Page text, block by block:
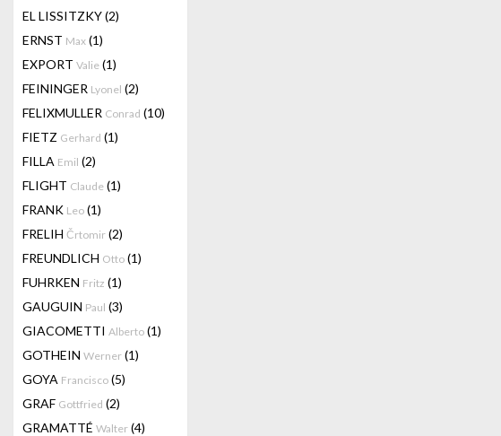
EL LISSITZKY(2)
ERNST Max (1)
EXPORT Valie (1)
FEININGER Lyonel (2)
FELIXMULLER Conrad (10)
FIETZ Gerhard (1)
FILLA Emil (2)
FLIGHT Claude (1)
FRANK Leo (1)
FRELIH Črtomir (2)
FREUNDLICH Otto (1)
FUHRKEN Fritz (1)
GAUGUIN Paul (3)
GIACOMETTI Alberto (1)
GOTHEIN Werner (1)
GOYA Francisco (5)
GRAF Gottfried (2)
GRAMATTÉ Walter (4)